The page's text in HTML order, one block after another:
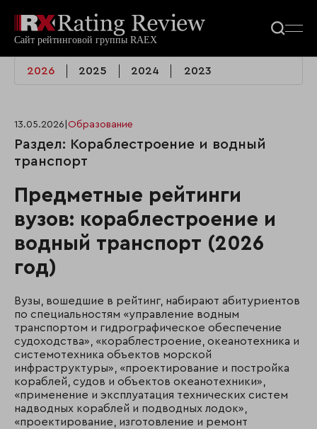
2026 2025 2024 2023
13.05.2026 Образование
Раздел: Кораблестроение и водный
транспорт
Предметные рейтинги
вузов: кораблестроение и
водный транспорт (2026
год)
Вузы, вошедшие в рейтинг, набирают абитуриентов
по специальностям «управление водным
транспортом и гидрографическое обеспечение
судоходства», «кораблестроение, океанотехника и
системотехника объектов морской
инфраструктуры», «проектирование и постройка
кораблей, судов и объектов океанотехники»,
«применение и эксплуатация технических систем
надводных кораблей и подводных лодок»,
«проектирование, изготовление и ремонт